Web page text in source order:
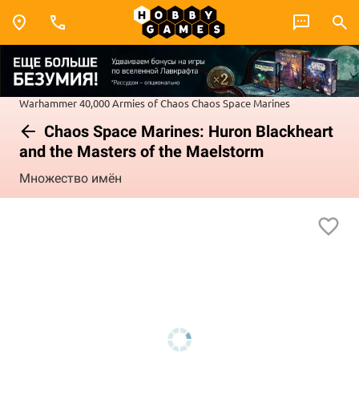
Warhammer 40,000Armies of ChaosChaos Space Marines
Chaos Space Marines: Huron Blackheart
and the Masters of the Maelstorm
Множество имён